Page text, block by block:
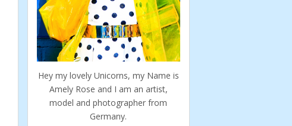
Hey my lovely Unicorns, my Name is
Amely Rose and I am an artist,
model and photographer from
Germany.